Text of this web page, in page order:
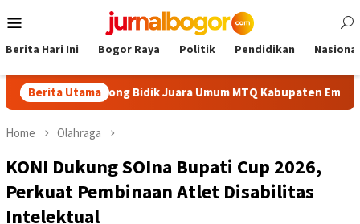
to
Menu
Berita Hari Ini Bogor Raya Politik Pendidikan Nasional
Berita Utama
Cibinong Bidik Juara Umum MTQ Kabupaten Empat Kali
Home Olahraga
KONI Dukung SOIna Bupati Cup 2026,
Perkuat Pembinaan Atlet Disabilitas
Intelektual